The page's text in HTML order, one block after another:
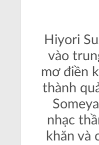
Hiyori
vào
mơ điền
thành
nhạc
khăn và